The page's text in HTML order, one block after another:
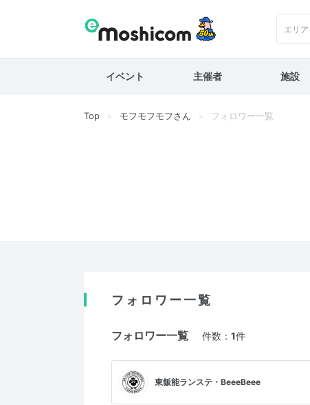
エリ
イベント 主催者 施設
Top モフモフモフさん フォロワー一覧
フォロワー一覧
フォロワー一覧 件数： 1件
東飯能ランステ・BeeeBeee